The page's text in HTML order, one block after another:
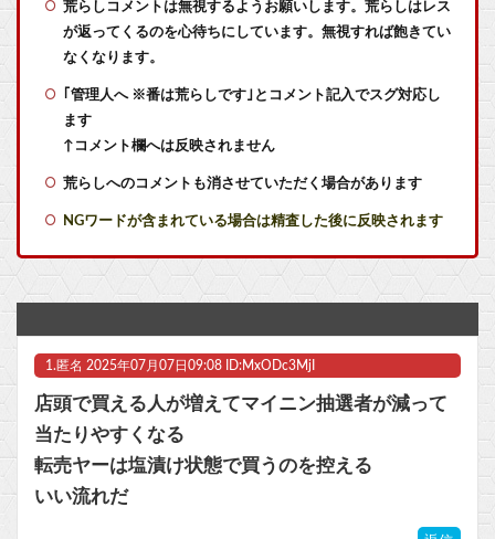
海原雄山にどん兵衛食わせたら言いそうなこと
【ウマ娘】コミケで配布予定だった非公式グッズ「オグリキャップタマモクロスアクリル定規」意外(?)な落とし穴により配布を撤回することに…
【ウマ娘】コミケで配布予定だった非公式グッズ「オグリキャップタマモクロスアクリル定規」意外(?)な落とし穴により配布を撤回することに…
荒らしコメントは無視するようお願いします。荒らしはレス
が返ってくるのを心待ちにしています。無視すれば飽きてい
なくなります。
｢管理人へ ※番は荒らしです｣とコメント記入でスグ対応し
ます
↑コメント欄へは反映されません
荒らしへのコメントも消させていただく場合があります
NGワードが含まれている場合は精査した後に反映されます
1. 匿名 2025年07月07日09:08 ID:MxODc3MjI
店頭で買える人が増えてマイニン抽選者が減って
当たりやすくなる
転売ヤーは塩漬け状態で買うのを控える
いい流れだ